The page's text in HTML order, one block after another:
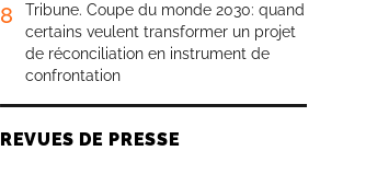
8
Tribune. Coupe du monde 2030: quand
certains veulent transformer un projet
de réconciliation en instrument de
confrontation
REVUES DE PRESSE